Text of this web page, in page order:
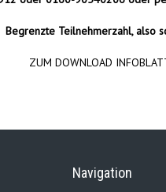
Begrenzte Teilnehmerzahl, also
ZUM DOWNLOAD
Navigation